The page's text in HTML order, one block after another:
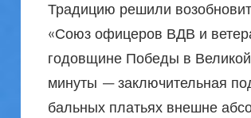
Традицию решили
«Союз офицеров ВДВ и
годовщине Победы в
минуты — заключительная
бальных платьях внешне